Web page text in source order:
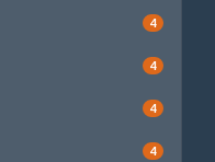
4
4
4
4